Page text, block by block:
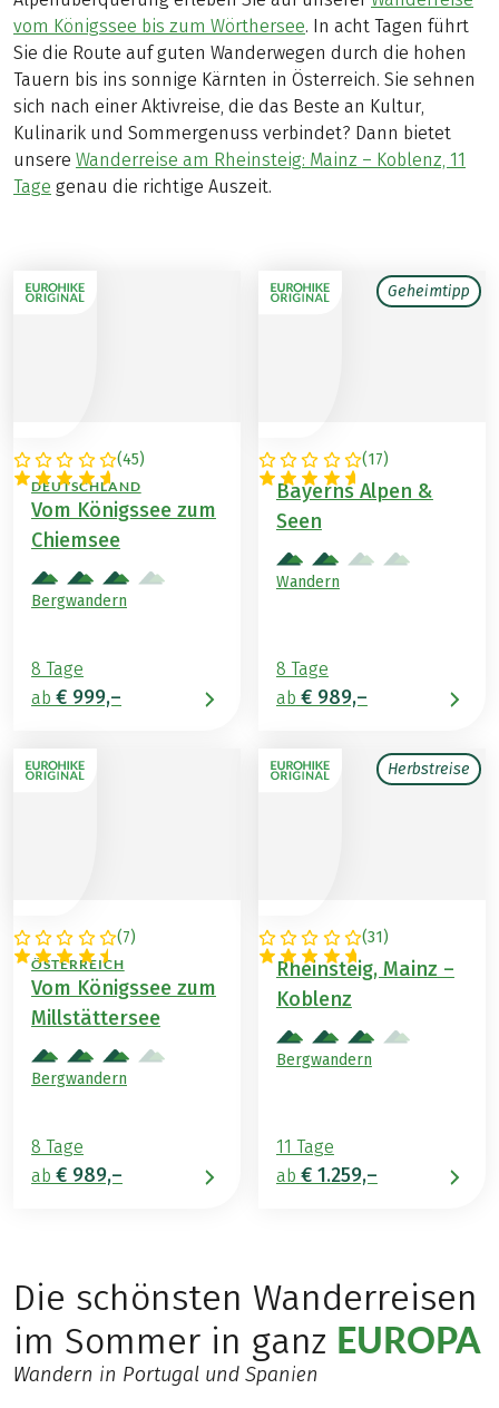
vom Königssee bis zum Wörthersee. In acht Tagen führt
Sie die Route auf guten Wanderwegen durch die hohen
Tauern bis ins sonnige Kärnten in Österreich. Sie sehnen
sich nach einer Aktivreise, die das Beste an Kultur,
Kulinarik und Sommergenuss verbindet? Dann bietet
unsere Wanderreise am Rheinsteig: Mainz – Koblenz, 11
Tage genau die richtige Auszeit.
(45)
ÖSTERREICH /
DEUTSCHLAND
Vom Königssee zum
Chiemsee
Bergwandern
8 Tage
ab € 999,–
Geheimtipp
(17)
DEUTSCHLAND
Bayerns Alpen &
Seen
Wandern
8 Tage
ab € 989,–
(7)
DEUTSCHLAND /
ÖSTERREICH
Vom Königssee zum
Millstättersee
Bergwandern
8 Tage
ab € 989,–
Herbstreise
(31)
DEUTSCHLAND
Rheinsteig, Mainz –
Koblenz
Bergwandern
11 Tage
ab € 1.259,–
Die schönsten Wanderreisen
im Sommer in ganz EUROPA
Wandern in Portugal und Spanien